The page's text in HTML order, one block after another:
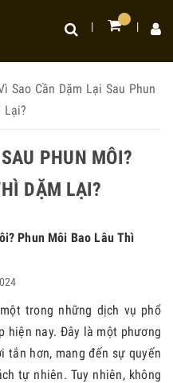
Sao Cần Dặm Lại Sau Phun
Lại?
PHUN MÔI?
DẶM LẠI?
Phun Môi Bao Lâu Thì
trong những dịch vụ phổ
hiện nay. Đây là một phương
tắn hơn, mang đến sự quyến
tự nhiên. Tuy nhiên, không